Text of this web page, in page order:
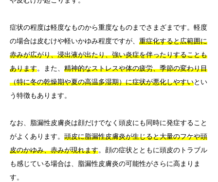
症状の程度は軽度なものから重度なものまでさまざまです。軽度
の場合は皮むけや軽いかゆみ程度ですが、 重症化すると広範囲に
赤みが広がり、浸出液が出たり、強い炎症を伴ったりすることも
あります。また、 精神的なストレスや体の疲労、季節の変わり目
（特に冬の乾燥期や夏の高温多湿期）に症状が悪化しやすいとい
う特徴もあります。
なお、脂漏性皮膚炎は顔だけでなく頭皮にも同時に発症すること
がよくあります。 頭皮に脂漏性皮膚炎が生じると大量のフケや頭
皮のかゆみ、赤みが現れます。顔の症状とともに頭皮のトラブル
も感じている場合は、脂漏性皮膚炎の可能性がさらに高まりま
す。